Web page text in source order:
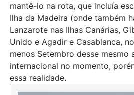
mantê-lo na rota, que incluía
Ilha da Madeira (onde também
Lanzarote nas Ilhas Canárias,
Unido e Agadir e Casablanca,
menos Setembro desse mesmo
internacional no momento,
essa realidade.